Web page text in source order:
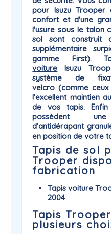
pour Isuzu Trooper
confort et d'une
l'usure sous le talon
sol sont construit
supplémentaire
gamme First).
voiture Isuzu
système de
velcro (comme
l'excellent maintien
de vos tapis.
possèdent
d'antidérapant
en position de votre
Tapis de sol
Trooper
fabrication
Tapis voiture
2004
Tapis
plusieurs